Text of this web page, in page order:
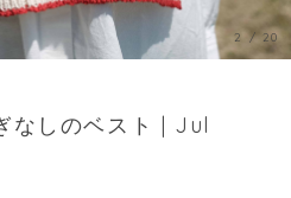
3 / 20
なしのベスト | Jul